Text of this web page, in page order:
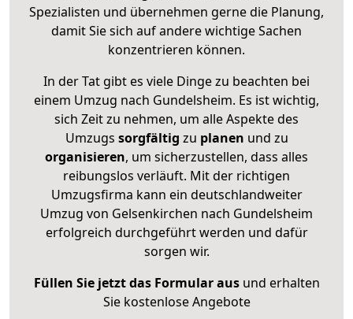
Spezialisten und übernehmen gerne die Planung,
damit Sie sich auf andere wichtige Sachen
konzentrieren können.
In der Tat gibt es viele Dinge zu beachten bei
einem Umzug nach Gundelsheim. Es ist wichtig,
sich Zeit zu nehmen, um alle Aspekte des
Umzugs sorgfältig zu planen und zu
organisieren, um sicherzustellen, dass alles
reibungslos verläuft. Mit der richtigen
Umzugsfirma kann ein deutschlandweiter
Umzug von Gelsenkirchen nach Gundelsheim
erfolgreich durchgeführt werden und dafür
sorgen wir.
Füllen Sie jetzt das Formular ausund erhalten
Sie kostenlose Angebote